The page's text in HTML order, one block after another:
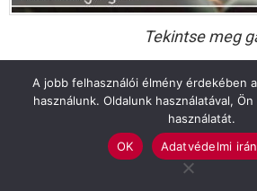
Tekintse meg
more
Previous article
A Vackor Néptánccsoport
országos tanulmányi
Vér is folyt a Jobbik trianoni
A jobb felhasználói élmény érdekében
használunk. Oldalunk használatával,
használatát.
OK
Adatvédelmi